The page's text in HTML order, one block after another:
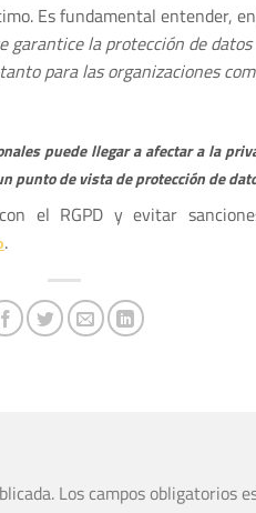
Es fundamental entender,
garantice la protección de datos
para las organizaciones
puede llegar a afectar a la
punto de vista de protección de
el RGPD y evitar
.
Los campos obligatorios